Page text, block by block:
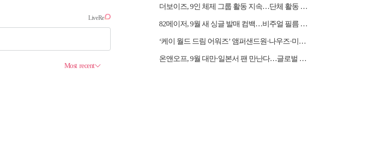
더보이즈, 9인 체제 그룹 활동 지속…단체 활동 계약 완료
82메이저, 9월 새 싱글 발매 컴백…비주얼 필름 오픈
‘케이 월드 드림 어워즈’ 앰퍼샌드원·나우즈·미야오·하츠투하츠·아이딧 합류
온앤오프, 9월 대만·일본서 팬 만난다…글로벌 행보 박차